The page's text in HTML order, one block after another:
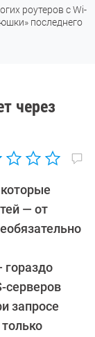
роутеров с Wi-
последнего
через
— от
серверов
запросе